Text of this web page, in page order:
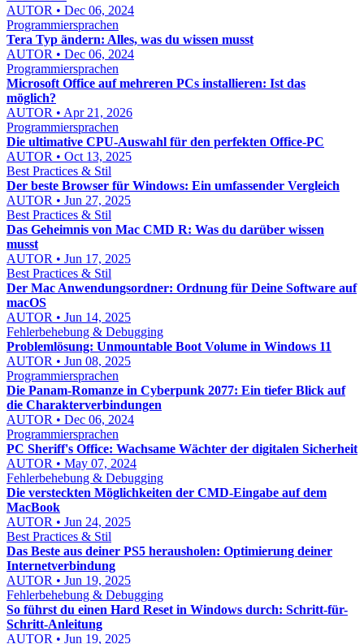
AUTOR • Dec 06, 2024
Programmiersprachen
Tera Typ ändern: Alles, was du wissen musst
AUTOR • Dec 06, 2024
Programmiersprachen
Microsoft Office auf mehreren PCs installieren: Ist das
möglich?
AUTOR • Apr 21, 2026
Programmiersprachen
Die ultimative CPU-Auswahl für den perfekten Office-PC
AUTOR • Oct 13, 2025
Best Practices & Stil
Der beste Browser für Windows: Ein umfassender Vergleich
AUTOR • Jun 27, 2025
Best Practices & Stil
Das Geheimnis von Mac CMD R: Was du darüber wissen
musst
AUTOR • Jun 17, 2025
Best Practices & Stil
Der Mac Anwendungsordner: Ordnung für Deine Software auf
macOS
AUTOR • Jun 14, 2025
Fehlerbehebung & Debugging
Problemlösung: Unmountable Boot Volume in Windows 11
AUTOR • Jun 08, 2025
Programmiersprachen
Die Panam-Romanze in Cyberpunk 2077: Ein tiefer Blick auf
die Charakterverbindungen
AUTOR • Dec 06, 2024
Programmiersprachen
PC Sheriff's Office: Wachsame Wächter der digitalen Sicherheit
AUTOR • May 07, 2024
Fehlerbehebung & Debugging
Die versteckten Möglichkeiten der CMD-Eingabe auf dem
MacBook
AUTOR • Jun 24, 2025
Best Practices & Stil
Das Beste aus deiner PS5 herausholen: Optimierung deiner
Internetverbindung
AUTOR • Jun 19, 2025
Fehlerbehebung & Debugging
So führst du einen Hard Reset in Windows durch: Schritt-für-
Schritt-Anleitung
AUTOR • Jun 19, 2025